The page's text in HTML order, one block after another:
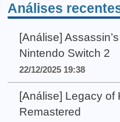
Análises
[Análise]
Nintendo Switch 2
22/12/2025 19:38
[Análise] Legacy of
Remastered